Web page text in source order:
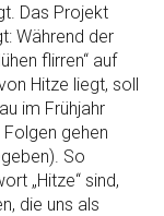
Das Projekt
Während der
flirren“ auf
Hitze liegt, soll
im Frühjahr
gehen
So
„Hitze“ sind,
die uns als